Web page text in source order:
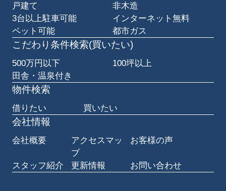
戸建て
非木造
3台以上駐車可能
インターネット無料
ペット可能
都市ガス
こだわり条件検索(買いたい)
500万円以下
100坪以上
田舎・温泉付き
物件検索
借りたい 買いたい
会社情報
会社概要
アクセスマッ
プ
お客様の声
スタッフ紹介 更新情報 お問い合わせ